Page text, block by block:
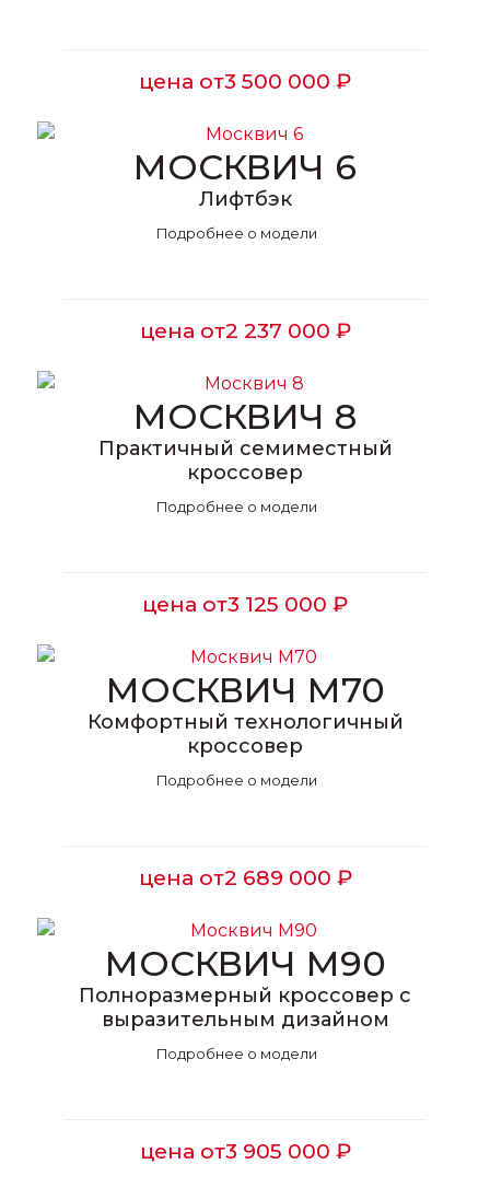
цена от3 500 000 ₽
МОСКВИЧ 6
Лифтбэк
Подробнее о модели
цена от2 237 000 ₽
МОСКВИЧ 8
Практичный семиместный
кроссовер
Подробнее о модели
цена от3 125 000 ₽
МОСКВИЧ М70
Комфортный технологичный
кроссовер
Подробнее о модели
цена от2 689 000 ₽
МОСКВИЧ М90
Полноразмерный кроссовер с
выразительным дизайном
Подробнее о модели
цена от3 905 000 ₽